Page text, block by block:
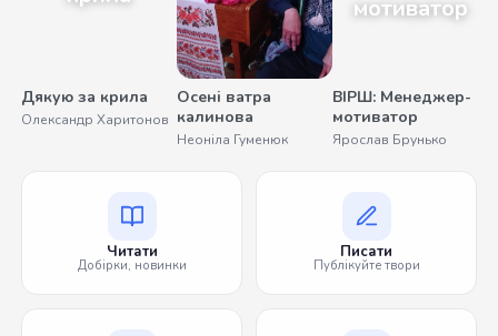
Дякую за крила
Олександр Харитонов
Осені ватра
калинова
Неоніла Гуменюк
мотиватор
ВІРШ: Менеджер-
мотиватор
Ярослав Брунько
Читати
Добірки, новинки
Писати
Публікуйте твори